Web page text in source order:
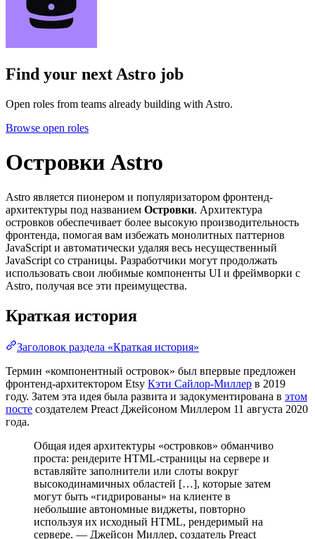
Find your next Astro job
Open roles from teams already building with Astro.
Browse open roles
Островки Astro
Astro является пионером и популяризатором фронтенд-
архитектуры под названием Островки. Архитектура
островков обеспечивает более высокую производительность
фронтенда, помогая вам избежать монолитных паттернов
JavaScript и автоматически удаляя весь несущественный
JavaScript со страницы. Разработчики могут продолжать
использовать свои любимые компоненты UI и фреймворки с
Astro, получая все эти преимущества.
Краткая история
Заголовок раздела «Краткая история»
Термин «компонентный островок» был впервые предложен
фронтенд-архитектором Etsy Кэти Сайлор-Миллер в 2019
году. Затем эта идея была развита и задокументирована в этом
посте создателем Preact Джейсоном Миллером 11 августа 2020
года.
Общая идея архитектуры «островков» обманчиво
проста: рендерите HTML-страницы на сервере и
вставляйте заполнители или слоты вокруг
высокодинамичных областей […], которые затем
могут быть «гидрированы» на клиенте в
небольшие автономные виджеты, повторно
используя их исходный HTML, рендеримый на
сервере. — Джейсон Миллер, создатель Preact